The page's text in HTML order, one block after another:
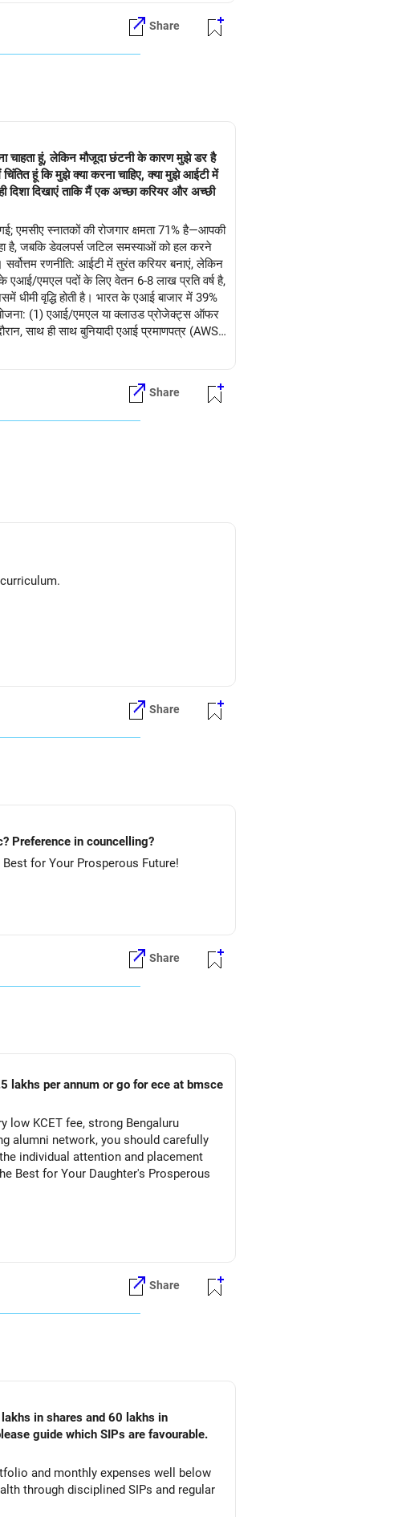
Share
चाहता हूं, लेकिन मौजूदा छंटनी के कारण मुझे डर है
हूं कि मुझे क्या करना चाहिए, क्या मुझे आईटी में
दिशा दिखाएं ताकि मैं एक अच्छा करियर और अच्छी
एमसीए स्नातकों की रोजगार क्षमता 71% है—आपकी
है, जबकि डेवलपर्स जटिल समस्याओं को हल करने
रणनीति: आईटी में तुरंत करियर बनाएं, लेकिन
एआई/एमएल पदों के लिए वेतन 6-8 लाख प्रति वर्ष है,
धीमी वृद्धि होती है। भारत के एआई बाजार में 39%
योजना: (1) एआई/एमएल या क्लाउड प्रोजेक्ट्स ऑफर
साथ ही साथ बुनियादी एआई प्रमाणपत्र (AWS,
के संयोजन का लाभ उठाते हुए उभरती हुई तकनीकी
Share
Share
and coding culture.....etc? Preference in councelling?
Allahabad, followed by NIT-Rourkela & then NIT-Jamshedpur. All The Best for Your Prosperous Future!
Share
lakhs per annum or go for ece at bmsce
low KCET fee, strong Bengaluru
alumni network, you should carefully
individual attention and placement
Share
in shares and 60 lakhs in
guide which SIPs are favourable.
and monthly expenses well below
through disciplined SIPs and regular